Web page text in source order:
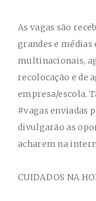
As vagas são
grandes e médias
multinacionais,
recolocação e de
empresa/escola.
#vagas enviadas
divulgarão as
acharem na
CUIDADOS NA